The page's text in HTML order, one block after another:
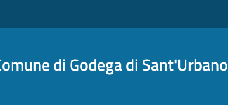
di Godega di Sant'Urbano